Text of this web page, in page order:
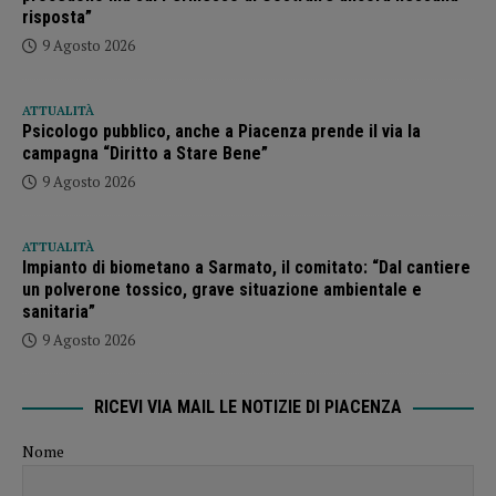
risposta”
9 Agosto 2026
ATTUALITÀ
Psicologo pubblico, anche a Piacenza prende il via la
campagna “Diritto a Stare Bene”
9 Agosto 2026
ATTUALITÀ
Impianto di biometano a Sarmato, il comitato: “Dal cantiere
un polverone tossico, grave situazione ambientale e
sanitaria”
9 Agosto 2026
RICEVI VIA MAIL LE NOTIZIE DI PIACENZA
Nome